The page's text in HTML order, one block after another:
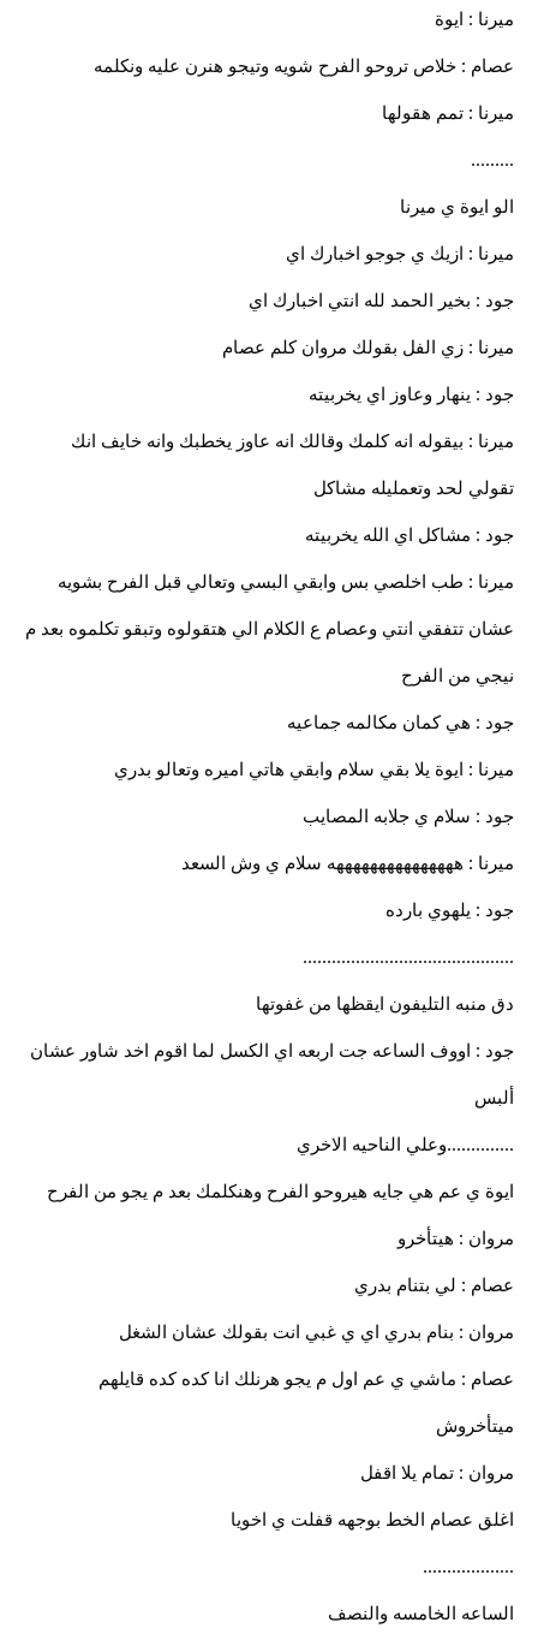
ميرنا : ايوة
عصام : خلاص تروحو الفرح شويه وتيجو هنرن عليه ونكلمه
ميرنا : تمم هقولها
.........
الو ايوة ي ميرنا
ميرنا : ازيك ي جوجو اخبارك اي
جود : بخير الحمد لله انتي اخبارك اي
ميرنا : زي الفل بقولك مروان كلم عصام
جود : ينهار وعاوز اي يخربيته
ميرنا : بيقوله انه كلمك وقالك انه عاوز يخطبك وانه خايف انك
تقولي لحد وتعمليله مشاكل
جود : مشاكل اي الله يخربيته
ميرنا : طب اخلصي بس وابقي البسي وتعالي قبل الفرح بشويه
عشان تتفقي انتي وعصام ع الكلام الي هتقولوه وتبقو تكلموه بعد م
نيجي من الفرح
جود : هي كمان مكالمه جماعيه
ميرنا : ايوة يلا بقي سلام وابقي هاتي اميره وتعالو بدري
جود : سلام ي جلابه المصايب
ميرنا : هههههههههههههههه سلام ي وش السعد
جود : يلهوي بارده
............................................
دق منبه التليفون ايقظها من غفوتها
جود : اووف الساعه جت اربعه اي الكسل لما اقوم اخد شاور عشان
ألبس
..............وعلي الناحيه الاخري
ايوة ي عم هي جايه هيروحو الفرح وهنكلمك بعد م يجو من الفرح
مروان : هيتأخرو
عصام : لي بتنام بدري
مروان : بنام بدري اي ي غبي انت بقولك عشان الشغل
عصام : ماشي ي عم اول م يجو هرنلك انا كده كده قايلهم
ميتأخروش
مروان : تمام يلا اقفل
اغلق عصام الخط بوجهه قفلت ي اخويا
...................
الساعه الخامسه والنصف